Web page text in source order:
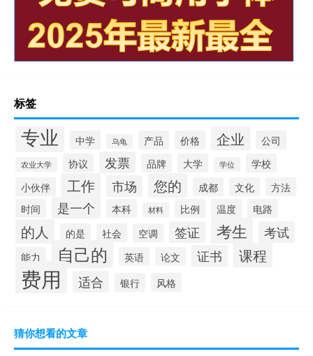
标签
专业 中学 乌龟 产品 价格 企业 公司
农业大学 协议 发票 品牌 大学 学位
学校
小伙伴
工作 市场 您的 成都 文化
方法
时间
是一个 本科 材料 比例 温度 电路
的人 的是 社会 空调 签证 考生 考试
能力 自己的 英语 论文 证书 课程
费用 适合 银行 风格
猜你想看的文章